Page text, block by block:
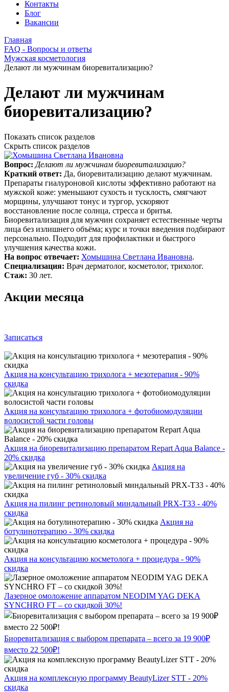
Контакты
Блог
Вакансии
Главная
FAQ - Вопросы и ответы
Мужская косметология
Делают ли мужчинам биоревитализацию?
Делают ли мужчинам
биоревитализацию?
Показать список разделов
Скрыть список разделов
Вопрос: Делают ли мужчинам биоревитализацию?
Краткий ответ: Да, биоревитализацию делают мужчинам.
Препараты гиалуроновой кислоты эффективно работают на
мужской коже: уменьшают сухость и тусклость, смягчают
морщины, улучшают тонус и тургор, ускоряют
восстановление после солнца, стресса и бритья.
Биоревитализация для мужчин сохраняет естественные черты
лица без излишнего объёма; курс и точки введения подбирают
персонально. Подходит для профилактики и быстрого
улучшения качества кожи.
На вопрос отвечает: Хомышина Светлана Ивановна.
Специализация: Врач дерматолог, косметолог, трихолог.
Стаж: 30 лет.
Акции месяца
Записаться
Акция на консультацию трихолога + мезотерапия - 90%
скидка
Акция на консультацию трихолога + фотобиомодуляции
волосистой части головы
Акция на биоревитализацию препаратом Repart Aqua Balance -
20% скидка
Акция на
увеличение губ - 30% скидка
Акция на пилинг ретиноловый миндальный PRX-T33 - 40%
скидка
Акция на
ботулинотерапию - 30% скидка
Акция на консультацию косметолога + процедура - 90%
скидка
Лазерное омоложение аппаратом NEODIM YAG DEKA
SYNCHRO FT – со скидкой 30%!
Биоревитализация с выбором препарата – всего за 19 900₽
вместо 22 500₽!
Акция на комплексную программу BeautyLizer STT - 20%
скидка